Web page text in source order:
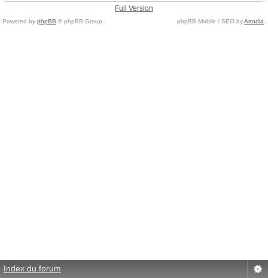
Full Version
Powered by phpBB © phpBB Group. phpBB Mobile / SEO byArtodia
Index du forum